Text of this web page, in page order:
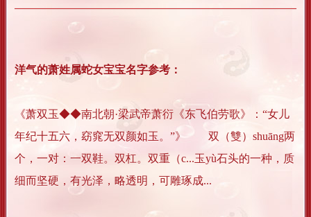
洋气的萧姓属蛇女宝宝名字参考：
《萧双玉◆◆南北朝·梁武帝萧衍《东飞伯劳歌》：“女儿
年纪十五六，窈窕无双颜如玉。”》 双（雙）shuāng两
个，一对：一双鞋。双杠。双重（c...玉yù石头的一种，质
细而坚硬，有光泽，略透明，可雕琢成...